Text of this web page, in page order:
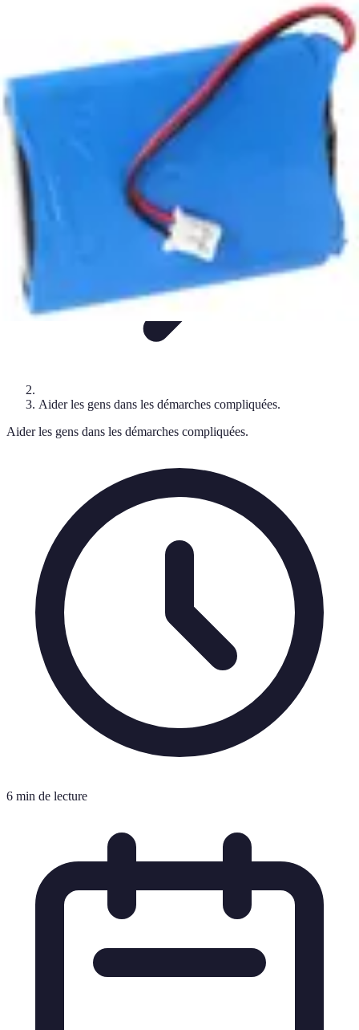
Carrière
Aider les gens dans les démarches compliquées.
Aider les gens dans les démarches compliquées.
Aider les gens dans les démarches compliquées.
6 min de lecture